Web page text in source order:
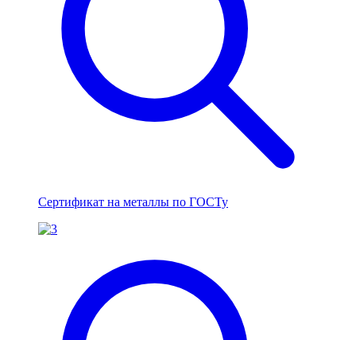
Сертификат на металлы по ГОСТу